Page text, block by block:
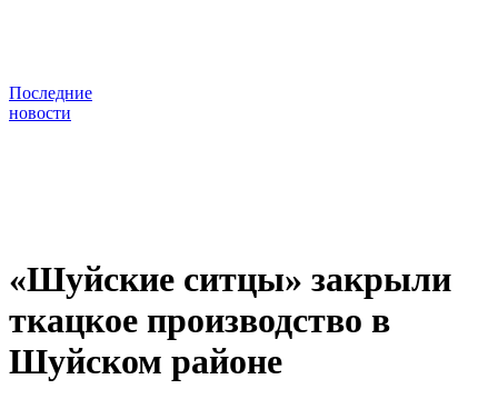
Последние
новости
«Шуйские ситцы» закрыли
ткацкое производство в
Шуйском районе